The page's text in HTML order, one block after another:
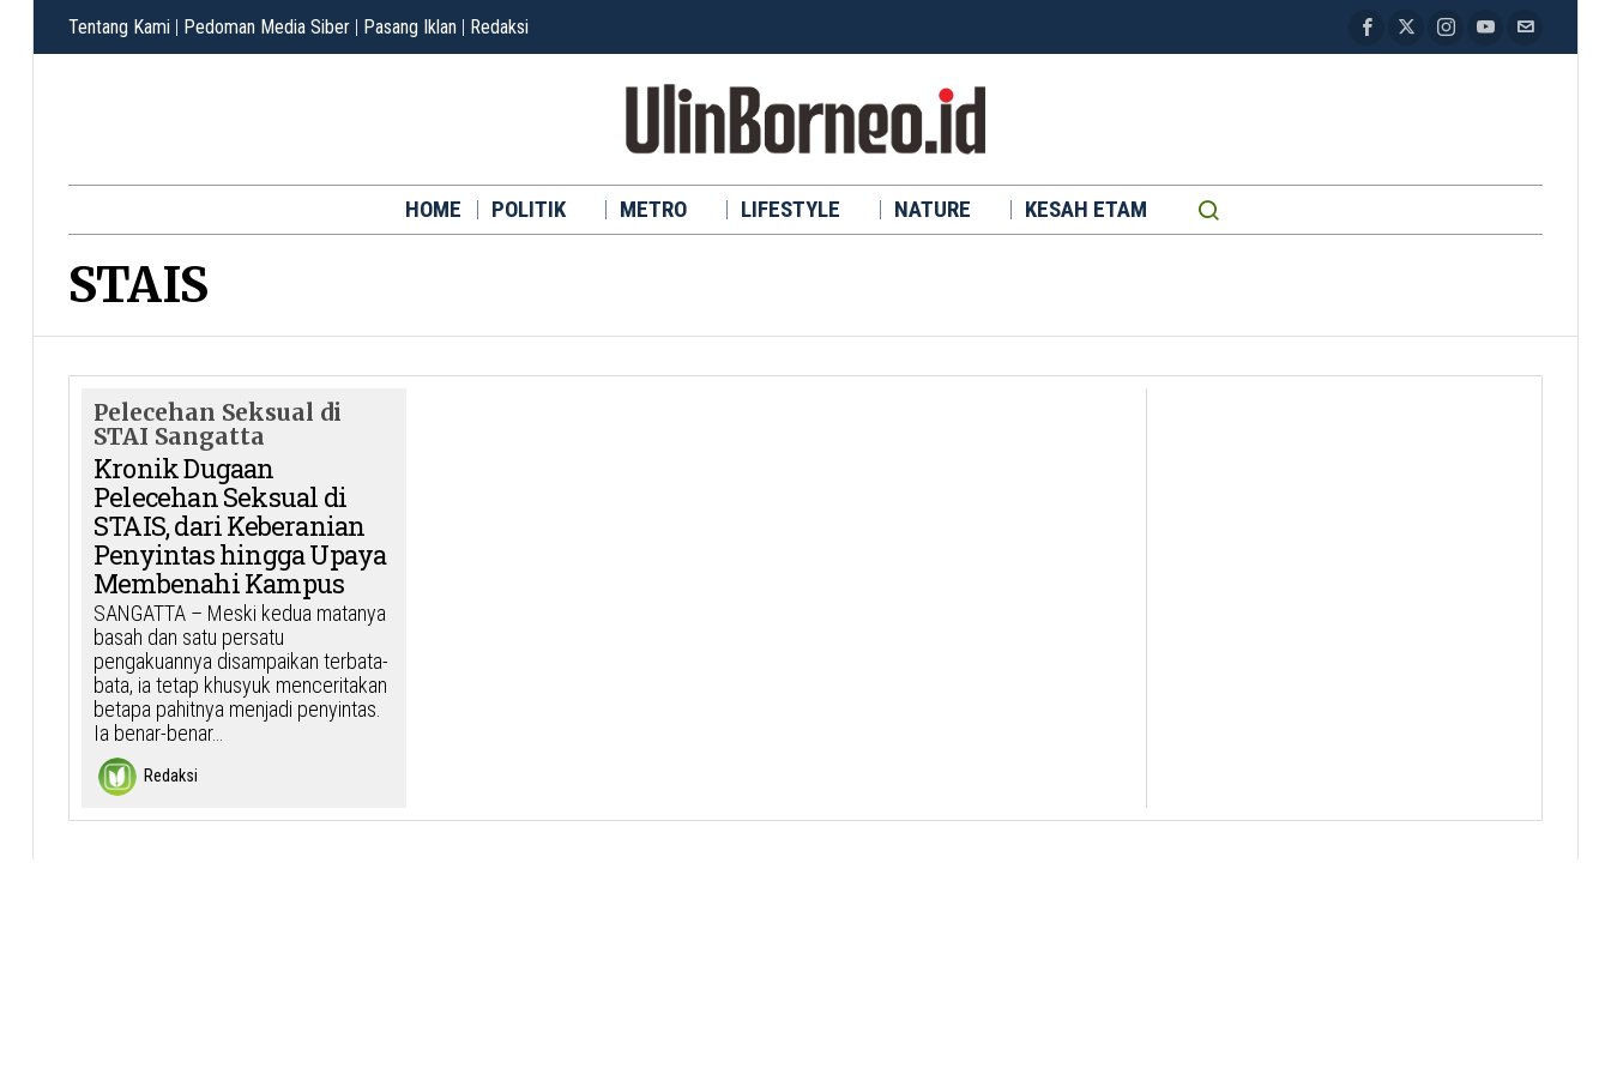
Tentang Kami | Pedoman Media Siber | Pasang Iklan | Redaksi
HOME POLITIK METRO LIFESTYLE NATURE KESAH ETAM
STAIS
Pelecehan Seksual di
STAI Sangatta
Kronik Dugaan
Pelecehan Seksual di
STAIS, dari Keberanian
Penyintas hingga Upaya
Membenahi Kampus
SANGATTA – Meski kedua matanya
basah dan satu persatu
pengakuannya disampaikan terbata-
bata, ia tetap khusyuk menceritakan
betapa pahitnya menjadi penyintas.
Ia benar-benar…
Redaksi